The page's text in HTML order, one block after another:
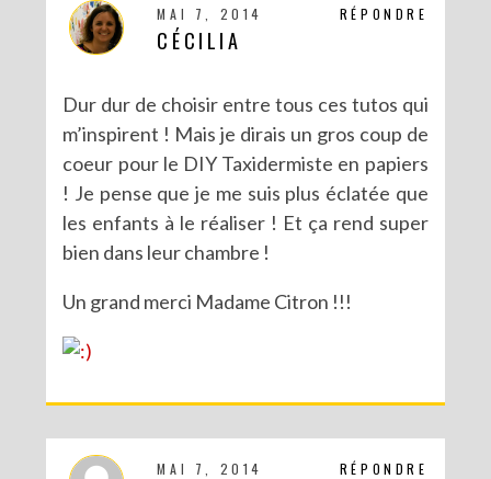
RÉPONDRE
MAI 7, 2014
CÉCILIA
Dur dur de choisir entre tous ces tutos qui
m’inspirent ! Mais je dirais un gros coup de
coeur pour le DIY Taxidermiste en papiers
! Je pense que je me suis plus éclatée que
les enfants à le réaliser ! Et ça rend super
bien dans leur chambre !
Un grand merci Madame Citron !!!
RÉPONDRE
MAI 7, 2014